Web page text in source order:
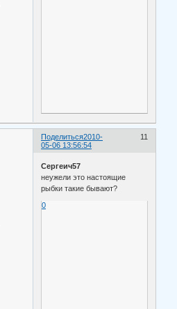
Поделиться 11
2010-
05-06 13:56:54
Сергеич57
неужели это настоящие
рыбки такие бывают?
0